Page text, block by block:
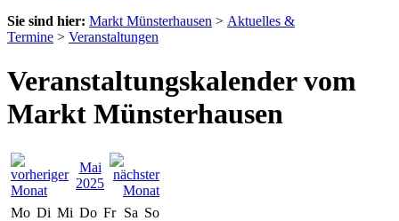
Sie sind hier: Markt Münsterhausen > Aktuelles &
Termine > Veranstaltungen
Veranstaltungskalender vom
Markt Münsterhausen
Mai
2025
Mo Di Mi Do Fr Sa So